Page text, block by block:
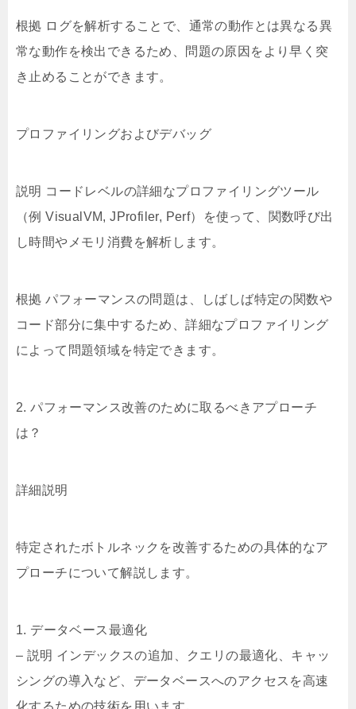
根拠 ログを解析することで、通常の動作とは異なる異
常な動作を検出できるため、問題の原因をより早く突
き止めることができます。
プロファイリングおよびデバッグ
説明 コードレベルの詳細なプロファイリングツール
（例 VisualVM, JProfiler, Perf）を使って、関数呼び出
し時間やメモリ消費を解析します。
根拠 パフォーマンスの問題は、しばしば特定の関数や
コード部分に集中するため、詳細なプロファイリング
によって問題領域を特定できます。
2. パフォーマンス改善のために取るべきアプローチ
は？
詳細説明
特定されたボトルネックを改善するための具体的なア
プローチについて解説します。
1. データベース最適化
– 説明 インデックスの追加、クエリの最適化、キャッ
シングの導入など、データベースへのアクセスを高速
化するための技術を用います。